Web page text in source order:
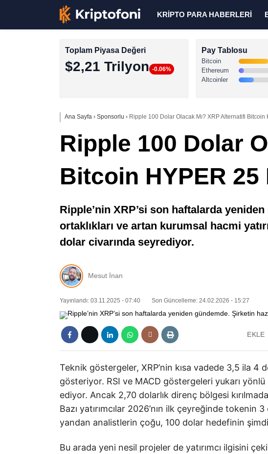
KRİPTO PARA HABERLERİ
Toplam Piyasa Değeri
$2,21 Trilyon -0.06%
Pay Tablosu
Bitcoin
Ethereum
Altcoinler
Ana Sayfa › Sponsorlu › Ripple 100 Dolar Olacak Mı? XRP Alternatifi
Ripple 100 Dolar
Bitcoin HYPER 25
Ripple’nin XRP’si son haftalarda
ortaklıkları ve artan kurumsal hacmi
dolar civarında seyrediyor.
Mesut İnan
Yayınlandı: 03.11.2025 - 07:40 Son Güncelleme: 24.02.2026 - 15:27
EKLE
Teknik göstergeler, XRP’nin kısa vadede 3,5 ila 4
gösteriyor. RSI ve MACD göstergeleri yukarı
ediyor. Ancak 2,70 dolarlık direnç bölgesi
Bazı yatırımcılar 2026’nın ilk çeyreğinde tokenin
yandan analistlerin çoğu, 100 dolar hedefinin
Bu arada yeni nesil projeler de yatırımcı ilgisini